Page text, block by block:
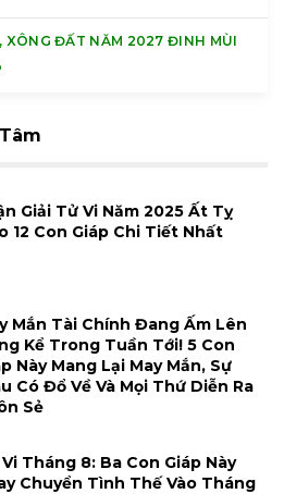
XÔNG ĐẤT NĂM 2027 ĐINH MÙI
Giải Tử Vi Năm 2025 Ất Tỵ
12 Con Giáp Chi Tiết Nhất
Mắn Tài Chính Đang Ấm Lên
Kể Trong Tuần Tới! 5 Con
Này Mang Lại May Mắn, Sự
Có Đổ Về Và Mọi Thứ Diễn Ra
Sẻ
Tháng 8: Ba Con Giáp Này
Chuyển Tình Thế Vào Tháng